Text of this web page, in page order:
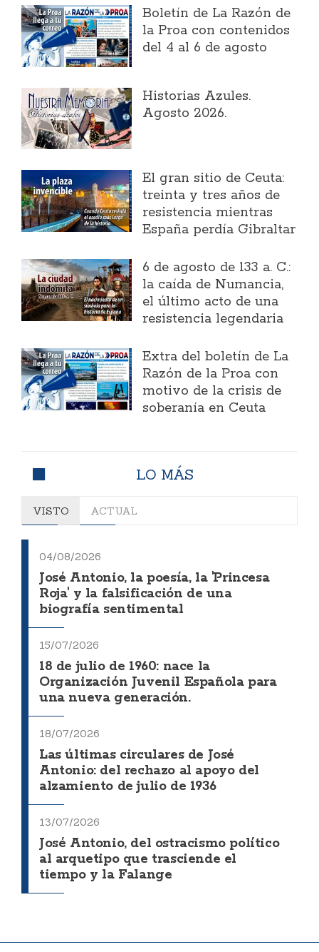
Boletín de La Razón de
la Proa con contenidos
del 4 al 6 de agosto
Historias Azules.
Agosto 2026.
El gran sitio de Ceuta:
treinta y tres años de
resistencia mientras
España perdía Gibraltar
6 de agosto de 133 a. C.:
la caída de Numancia,
el último acto de una
resistencia legendaria
Extra del boletín de La
Razón de la Proa con
motivo de la crisis de
soberanía en Ceuta
LO MÁS
VISTO ACTUAL
04/08/2026
José Antonio, la poesía, la 'Princesa
Roja' y la falsificación de una
biografía sentimental
15/07/2026
18 de julio de 1960: nace la
Organización Juvenil Española para
una nueva generación.
18/07/2026
Las últimas circulares de José
Antonio: del rechazo al apoyo del
alzamiento de julio de 1936
13/07/2026
José Antonio, del ostracismo político
al arquetipo que trasciende el
tiempo y la Falange